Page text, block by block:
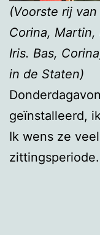
(Voorste rij
Corina, Martin,
Iris. Bas,
in de Staten)
geïnstalleerd,
Ik wens ze
zittingsperiode.